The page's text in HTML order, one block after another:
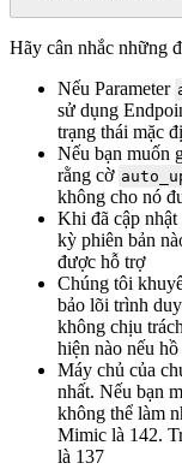
Hãy cân nhắc những
Nếu Parameter
sử dụng
trạng thái mặc
Nếu bạn muốn
rằng cờ
không cho nó
Khi đã cập
kỳ phiên bản
được hỗ trợ
Chúng tôi
bảo lõi trình
không chịu
hiện nào nếu
Máy chủ của
nhất. Nếu bạn
không thể làm
Mimic là 142.
là 137